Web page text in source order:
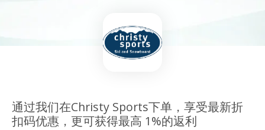
通过我们在Christy Sports下单，享受最新折
扣码优惠，更可获得最高 1%的返利